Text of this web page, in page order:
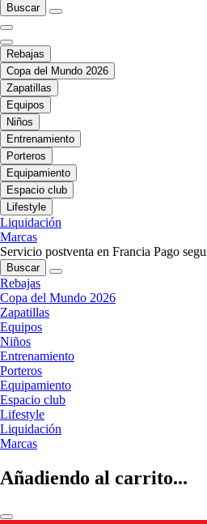
Buscar
Rebajas
Copa del Mundo 2026
Zapatillas
Equipos
Niños
Entrenamiento
Porteros
Equipamiento
Espacio club
Lifestyle
Liquidación
Marcas
Servicio postventa en Francia Pago
Buscar
Rebajas
Copa del Mundo 2026
Zapatillas
Equipos
Niños
Entrenamiento
Porteros
Equipamiento
Espacio club
Lifestyle
Liquidación
Marcas
Añadiendo al carrito...